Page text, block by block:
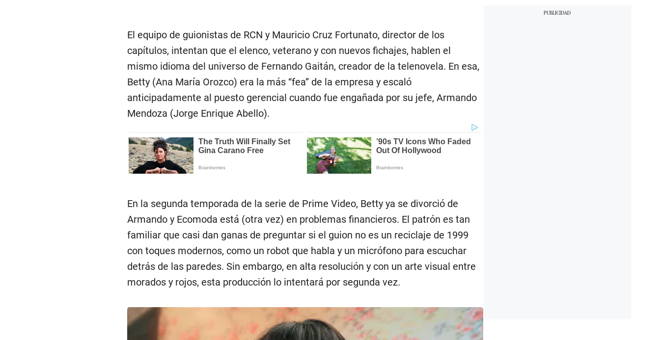
El equipo de guionistas de RCN y Mauricio Cruz Fortunato, director de los
capítulos, intentan que el elenco, veterano y con nuevos fichajes, hablen el
mismo idioma del universo de Fernando Gaitán, creador de la telenovela. En esa,
Betty (Ana María Orozco) era la más “fea” de la empresa y escaló
anticipadamente al puesto gerencial cuando fue engañada por su jefe, Armando
Mendoza (Jorge Enrique Abello).
En la segunda temporada de la serie de Prime Video, Betty ya se divorció de
Armando y Ecomoda está (otra vez) en problemas financieros. El patrón es tan
familiar que casi dan ganas de preguntar si el guion no es un reciclaje de 1999
con toques modernos, como un robot que habla y un micrófono para escuchar
detrás de las paredes. Sin embargo, en alta resolución y con un arte visual entre
morados y rojos, esta producción lo intentará por segunda vez.